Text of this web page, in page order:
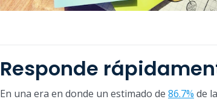
Responde
En una era en donde un estimado de 86.7% de